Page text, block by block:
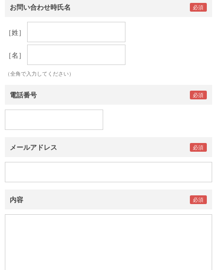
お問い合わせ時氏名
［姓］
［名］
（全角で入力してください）
電話番号
メールアドレス
内容